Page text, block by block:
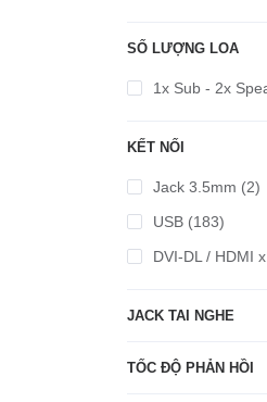
SỐ LƯỢNG LOA
1x Sub - 2x
KẾT NỐI
Jack 3.5mm (2)
USB (183)
DVI-DL / HDMI
JACK TAI NGHE
TỐC ĐỘ PHẢN HỒI